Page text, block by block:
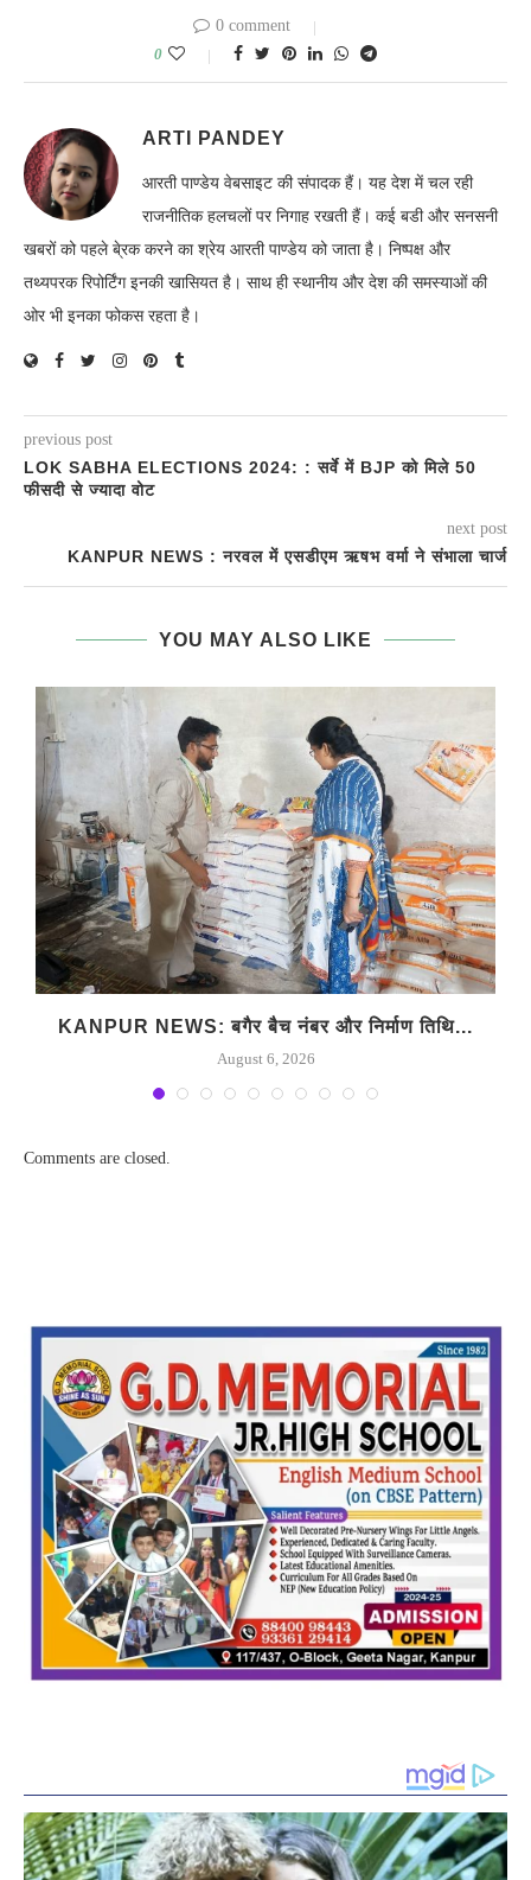
0 comment
0
ARTI PANDEY
आरती पाण्डेय वेबसाइट की संपादक हैं। यह देश में चल रही
राजनीतिक हलचलों पर निगाह रखती हैं। कई बडी और सनसनी
खबरों को पहले बे्रक करने का श्रेय आरती पाण्डेय को जाता है। निष्पक्ष और
तथ्यपरक रिपोर्टिंग इनकी खासियत है। साथ ही स्थानीय और देश की समस्याओं की
ओर भी इनका फोकस रहता है।
previous post
LOK SABHA ELECTIONS 2024: : सर्वे में BJP को मिले 50
फीसदी से ज्यादा वोट
next post
KANPUR NEWS : नरवल में एसडीएम ऋषभ वर्मा ने संभाला चार्ज
YOU MAY ALSO LIKE
KANPUR NEWS: बगैर बैच नंबर और निर्माण तिथि...
August 6, 2026
Comments are closed.